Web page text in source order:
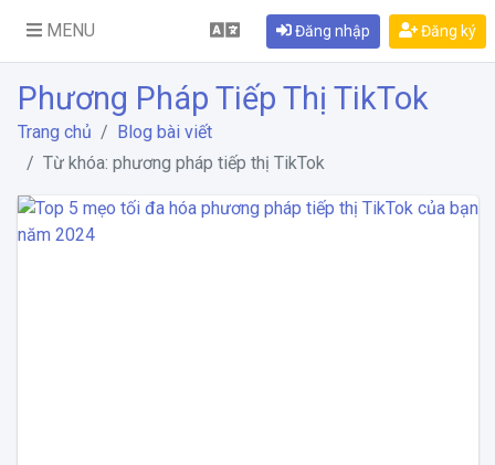
MENU Đăng nhập Đăng ký
Phương Pháp Tiếp Thị TikTok
Trang chủ
Blog bài viết
Từ khóa: phương pháp tiếp thị TikTok